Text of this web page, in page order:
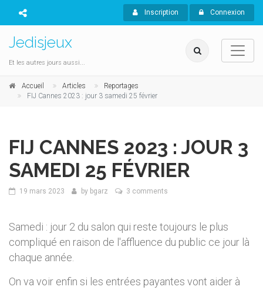
Inscription Connexion
Jedisjeux
Et les autres jours aussi...
Accueil Articles
Reportages
FIJ Cannes 2023 : jour 3 samedi 25 février
FIJ CANNES 2023 : JOUR 3
SAMEDI 25 FÉVRIER
19 mars 2023 by bgarz 3 comments
Samedi : jour 2 du salon qui reste toujours le plus
compliqué en raison de l'affluence du public ce jour là
chaque année.
On va voir enfin si les entrées payantes vont aider à